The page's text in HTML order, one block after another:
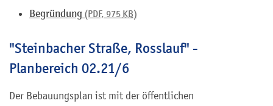
Begründung (PDF, 975KB)
"Steinbacher Straße, Rosslauf" -
Planbereich 02.21/6
Der Bebauungsplan ist mit der öffentlichen